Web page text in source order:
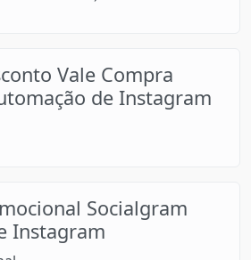
Vale Compra
de Instagram
Socialgram
Instagram